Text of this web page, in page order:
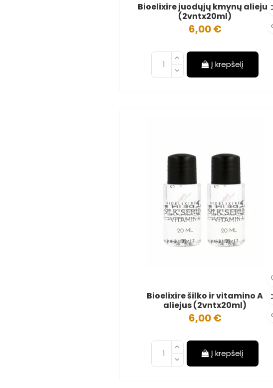
Bioelixire juodųjų kmynų aliejus
(2vntx20ml)
6,00 €
Į krepšelį
Bioelixire šilko ir vitamino A
aliejus (2vntx20ml)
6,00 €
Į krepšelį